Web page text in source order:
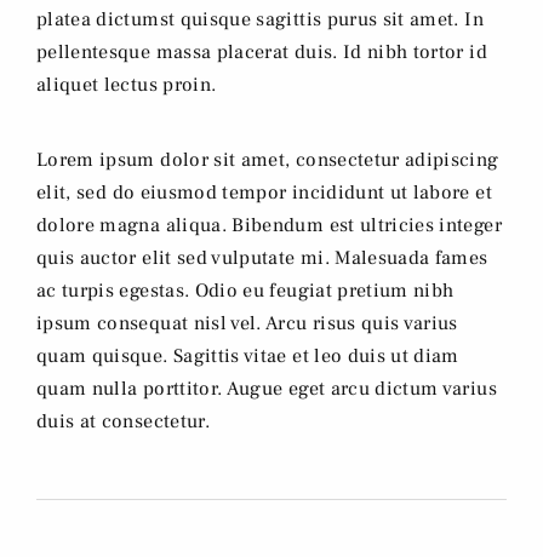
platea dictumst quisque sagittis purus sit amet. In
pellentesque massa placerat duis. Id nibh tortor id
aliquet lectus proin.
Lorem ipsum dolor sit amet, consectetur adipiscing
elit, sed do eiusmod tempor incididunt ut labore et
dolore magna aliqua. Bibendum est ultricies integer
quis auctor elit sed vulputate mi. Malesuada fames
ac turpis egestas. Odio eu feugiat pretium nibh
ipsum consequat nisl vel. Arcu risus quis varius
quam quisque. Sagittis vitae et leo duis ut diam
quam nulla porttitor. Augue eget arcu dictum varius
duis at consectetur.